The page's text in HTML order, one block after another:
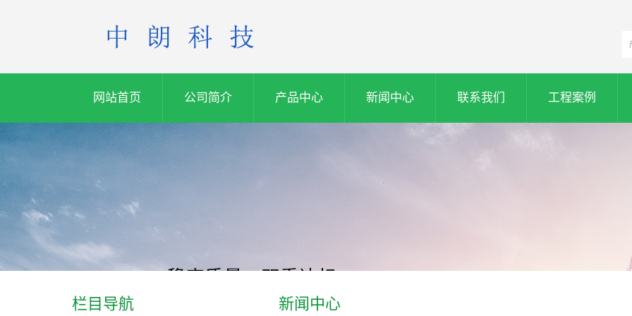
网站首页 公司简介 产品中心 新闻中心 联系我们 工程案例
新闻中心
栏目导航